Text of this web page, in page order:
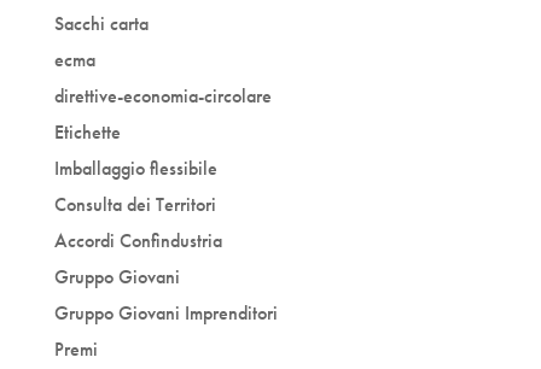
Sacchi carta
ecma
direttive-economia-circolare
Etichette
Imballaggio flessibile
Consulta dei Territori
Accordi Confindustria
Gruppo Giovani
Gruppo Giovani Imprenditori
Premi